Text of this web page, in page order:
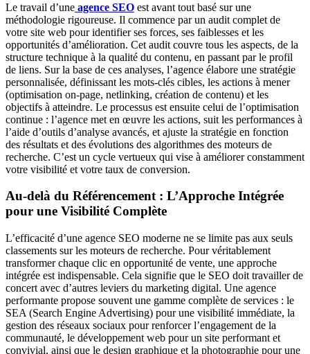
Le travail d’une agence SEO est avant tout basé sur une
méthodologie rigoureuse. Il commence par un audit complet de
votre site web pour identifier ses forces, ses faiblesses et les
opportunités d’amélioration. Cet audit couvre tous les aspects, de la
structure technique à la qualité du contenu, en passant par le profil
de liens. Sur la base de ces analyses, l’agence élabore une stratégie
personnalisée, définissant les mots-clés cibles, les actions à mener
(optimisation on-page, netlinking, création de contenu) et les
objectifs à atteindre. Le processus est ensuite celui de l’optimisation
continue : l’agence met en œuvre les actions, suit les performances à
l’aide d’outils d’analyse avancés, et ajuste la stratégie en fonction
des résultats et des évolutions des algorithmes des moteurs de
recherche. C’est un cycle vertueux qui vise à améliorer constamment
votre visibilité et votre taux de conversion.
Au-delà du Référencement : L’Approche Intégrée
pour une Visibilité Complète
L’efficacité d’une agence SEO moderne ne se limite pas aux seuls
classements sur les moteurs de recherche. Pour véritablement
transformer chaque clic en opportunité de vente, une approche
intégrée est indispensable. Cela signifie que le SEO doit travailler de
concert avec d’autres leviers du marketing digital. Une agence
performante propose souvent une gamme complète de services : le
SEA (Search Engine Advertising) pour une visibilité immédiate, la
gestion des réseaux sociaux pour renforcer l’engagement de la
communauté, le développement web pour un site performant et
convivial, ainsi que le design graphique et la photographie pour une